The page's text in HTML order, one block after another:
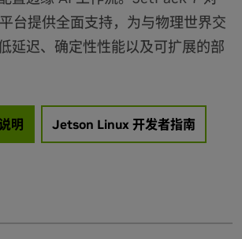
台提供全面支持，为与物理世界交
延迟、确定性性能以及可扩展的部
明 Jetson Linux 开发者指南